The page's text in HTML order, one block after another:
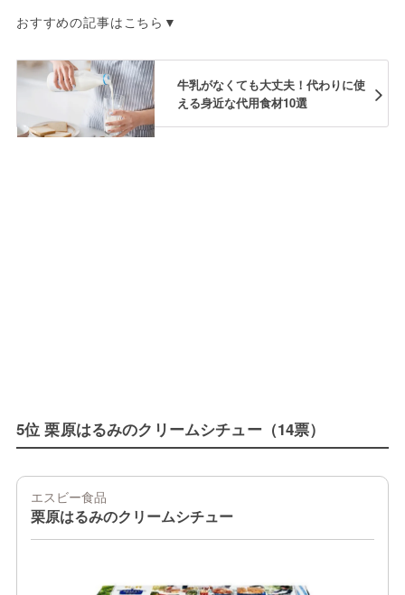
おすすめの記事はこちら▼
牛乳がなくても大丈夫！代わりに使
える身近な代用食材10選
5位 栗原はるみのクリームシチュー（14票）
エスビー食品
栗原はるみのクリームシチュー